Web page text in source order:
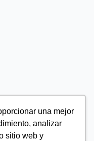
una mejor
analizar
sitio web y